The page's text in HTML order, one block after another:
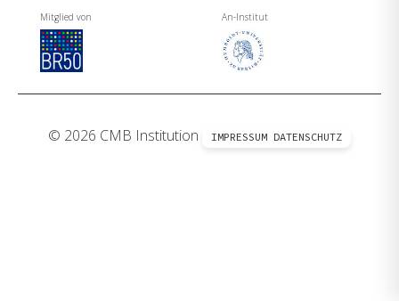
Mitglied von An-Institut
© 2026 CMB Institution IMPRESSUM DATENSCHUTZ